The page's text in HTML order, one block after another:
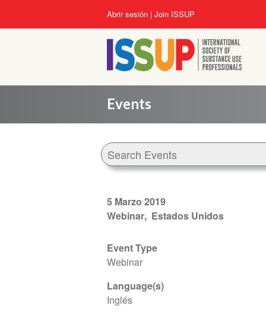
User
account
menu
Abrir sesión Join ISSUP
Events
5 Marzo 2019
Webinar Estados Unidos
Event Type
Webinar
Language(s)
Inglés